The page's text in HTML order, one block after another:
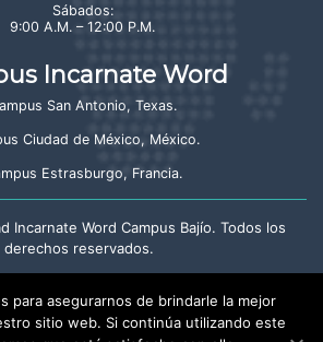
Sábados:
9:00 A.M. – 12:00 P.M.
Incarnate Word
San Antonio, Texas.
Ciudad de México, México.
Estrasburgo, Francia.
Incarnate Word Campus Bajío. Todos los
derechos reservados.
para asegurarnos de brindarle la mejor
sitio web. Si continúa utilizando este